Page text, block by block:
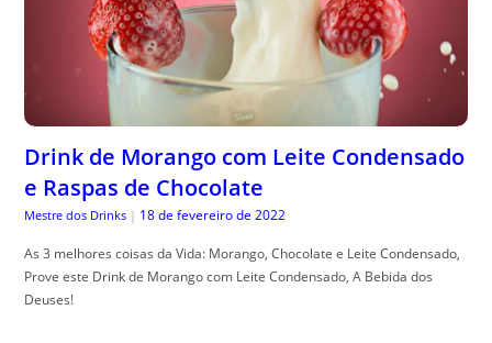
Drink de Morango com Leite Condensado
e Raspas de Chocolate
Mestre dos Drinks | 18 de fevereiro de 2022
As 3 melhores coisas da Vida: Morango, Chocolate e Leite Condensado,
Prove este Drink de Morango com Leite Condensado, A Bebida dos
Deuses!